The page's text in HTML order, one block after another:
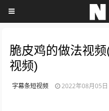
脆皮鸡的做法视
视频)
字幕条短视频 2022年08月05